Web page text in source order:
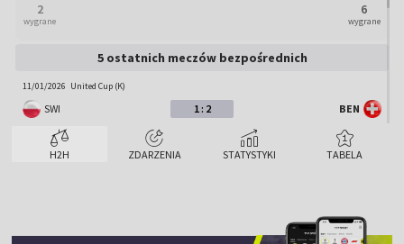
H2H ZDARZENIA STATYSTYKI TABELA
2
wygrane
6
wygrane
5 ostatnich meczów bezpośrednich
11/01/2026 United Cup (K)
SWI 1 : 2 BEN
09/10/2025
SWI